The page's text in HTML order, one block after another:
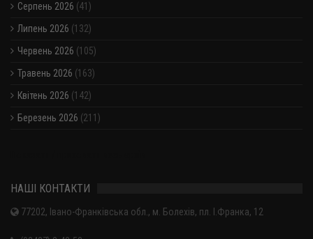
Серпень 2026 (41)
Липень 2026 (132)
Червень 2026 (105)
Травень 2026 (163)
Квітень 2026 (142)
Березень 2026 (211)
НАШІ КОНТАКТИ
77202, Івано-Франківська обл., м. Болехів, пл. І.Франка, 12